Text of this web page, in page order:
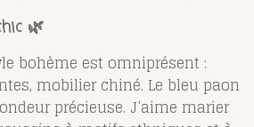
🌿
bohème est omniprésent :
mobilier chiné. Le bleu paon
précieuse. J’aime marier